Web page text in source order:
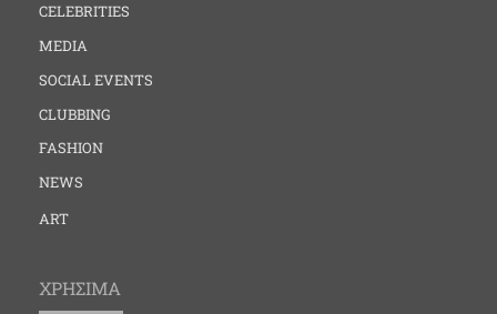
CELEBRITIES
MEDIA
SOCIAL EVENTS
CLUBBING
FASHION
NEWS
ART
ΧΡΗΣΙΜΑ